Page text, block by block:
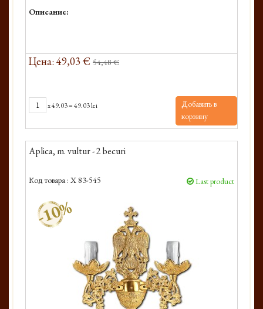
Описание:
Цена: 49,03 € 54,48 €
x49.03=49.03 lei
Добавить в
корзину
Aplica, m. vultur - 2 becuri
Код товара : X 83-545 Last product
-10%